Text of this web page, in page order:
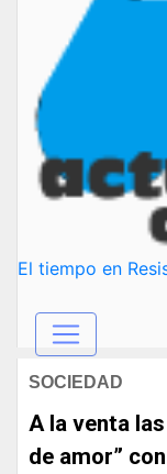
El tiempo en
SOCIEDAD
A la venta
de amor”